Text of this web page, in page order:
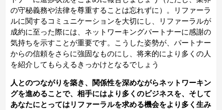
の守秘義務や法律を尊重することは忘れずに）。リファーラ
ルに関するコミュニケーションを大切にし、リファーラルが
成約に至った際には、ネットワーキングパートナーに感謝の
気持ちを示すことが重要です。こうした姿勢が、パートナー
からの信頼をさらに強固なものにし、将来的により多くの人
を紹介してもらえるきっかけとなるでしょう
人とのつながりを築き、関係性を深めながらネットワーキン
グを進めることで、相手にはより多くのビジネスを、そして
あなたにとってはリファーラルを求める機会をより多く生み